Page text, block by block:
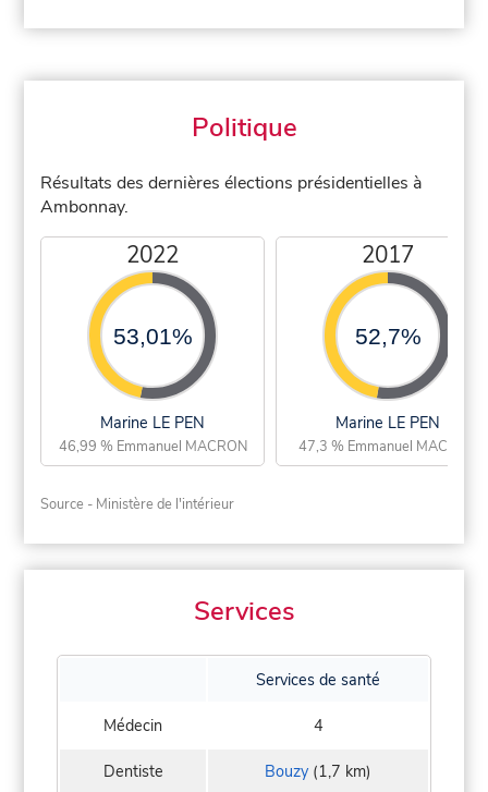
Politique
Résultats des dernières élections présidentielles à
Ambonnay.
2022
53,01%
Marine LE PEN
46,99 % Emmanuel MACRON
2017
52,7%
Marine LE PEN
47,3 % Emmanuel MACRON
Source - Ministère de l'intérieur
Services
Services de santé
Médecin 4
Dentiste Bouzy (1,7 km)